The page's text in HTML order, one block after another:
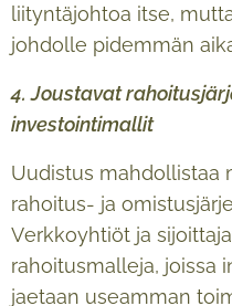
liityntäjohtoa itse,
johdolle pidemmän
4. Joustavat
investointimallit
Uudistus mahdollistaa
rahoitus- ja
Verkkoyhtiöt ja
rahoitusmalleja, joissa
jaetaan useamman